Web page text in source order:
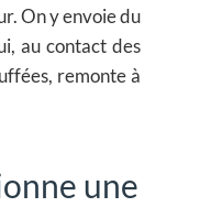
On y envoie du
au contact des
remonte à
une